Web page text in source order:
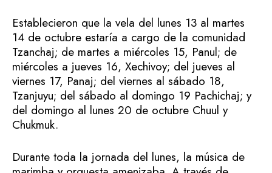
Establecieron que la vela del lunes 13 al martes
14 de octubre estaría a cargo de la comunidad
Tzanchaj; de martes a miércoles 15, Panul; de
miércoles a jueves 16, Xechivoy; del jueves al
viernes 17, Panaj; del viernes al sábado 18,
Tzanjuyu; del sábado al domingo 19 Pachichaj; y
del domingo al lunes 20 de octubre Chuul y
Chukmuk.
Durante toda la jornada del lunes, la música de